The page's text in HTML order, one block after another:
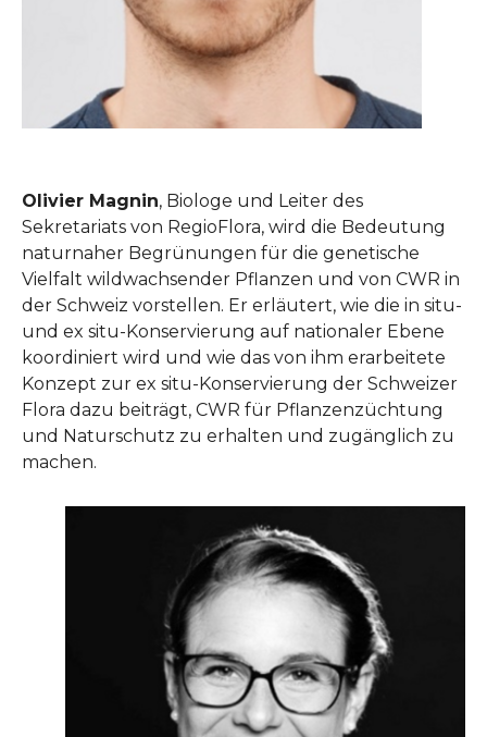
Olivier Magnin, Biologe und Leiter des
Sekretariats von RegioFlora, wird die Bedeutung
naturnaher Begrünungen für die genetische
Vielfalt wildwachsender Pflanzen und von CWR in
der Schweiz vorstellen. Er erläutert, wie die in situ-
und ex situ-Konservierung auf nationaler Ebene
koordiniert wird und wie das von ihm erarbeitete
Konzept zur ex situ-Konservierung der Schweizer
Flora dazu beiträgt, CWR für Pflanzenzüchtung
und Naturschutz zu erhalten und zugänglich zu
machen.